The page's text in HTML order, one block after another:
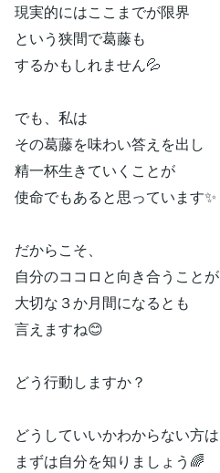
現実的にはここまでが限界
という狭間で葛藤も
するかもしれません💦
でも、私は
その葛藤を味わい答えを出し
精一杯生きていくことが
使命でもあると思っています✨
だからこそ、
自分のココロと向き合うことが
大切な３か月間になるとも
言えますね😊
どう行動しますか？
どうしていいかわからない方は
まずは自分を知りましょう🌈